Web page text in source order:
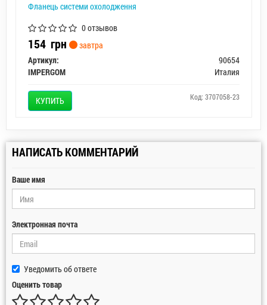
Фланець системи охолодження
0 отзывов
154 грн
завтра
Артикул:
90654
IMPERGOM
Италия
КУПИТЬ Код: 3707058-23
НАПИСАТЬ КОММЕНТАРИЙ
Ваше имя
Электронная почта
Уведомить об ответе
Оценить товар